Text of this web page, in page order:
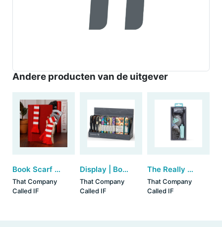
Andere producten van de uitgever
Book Scarf Bookmark - Red & White (set van 3)
That Company
Called IF
Display | Bookaroo A7 Baby Notebook & Pen (13 stuks assorti)
That Company
Called IF
The Really Compact Travel Book Light - Mint
That Company
Called IF